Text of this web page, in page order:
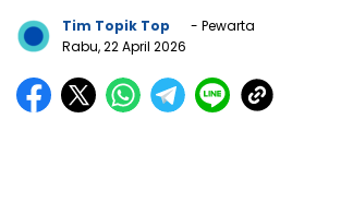
Tim Topik Top
- Pewarta
Rabu, 22 April 2026